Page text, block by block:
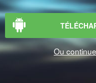
Ou